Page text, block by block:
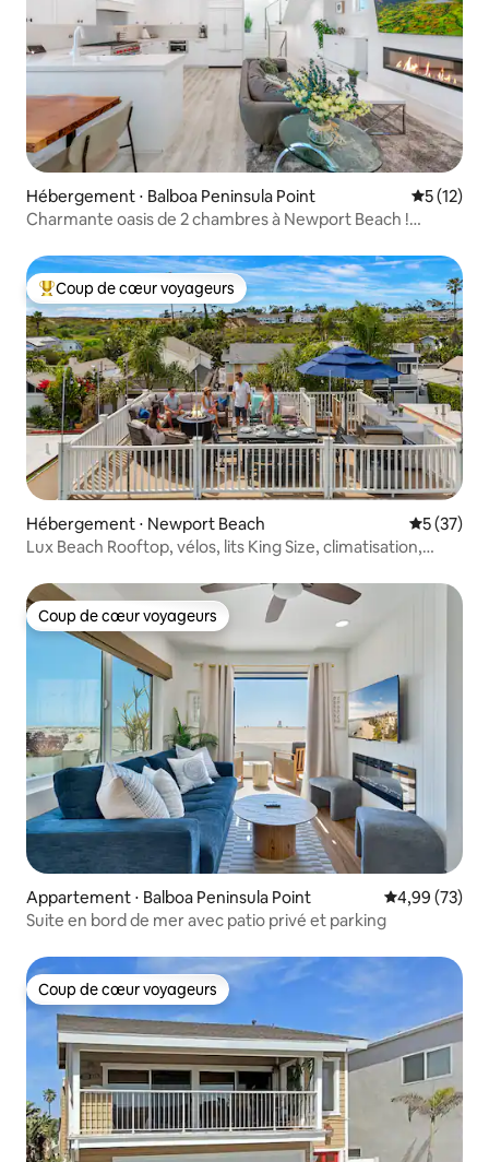
Hébergement ⋅ Balboa Peninsula Point
5 (12)
Charmante oasis de 2 chambres à Newport Beach !
Coups de cœur voyageurs les plus appréciés
Coup de cœur voyageurs
Hébergement ⋅ Newport Beach
5 (37)
Lux Beach Rooftop, vélos, lits King Size, climatisation,
Coup de cœur voyageurs
Coup de cœur voyageurs
Appartement ⋅ Balboa Peninsula Point Évaluation
4,99 (73)
Suite en bord de mer avec patio privé et parking
Coup de cœur voyageurs
Coup de cœur voyageurs